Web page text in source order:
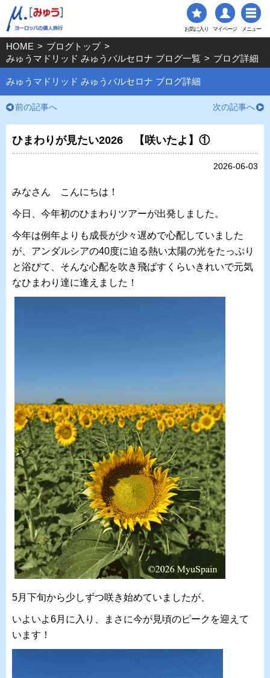
お気に入り マイページ メニュー
HOME > ブログトップ >
みゅうマドリッド みゅうバルセロナ ブログ一覧 > ブログ詳細
みゅうマドリッド みゅうバルセロナ ブログ詳細
前の記事へ 次の記事へ
ひまわりが見たい2026 【咲いたよ】①
2026-06-03
みなさん こんにちは！
今日、今年初のひまわりツアーが出発しました。
今年は例年よりも成長が少々遅めで心配していました
が、アンダルシアの40度に迫る熱い太陽の光をたっぷり
と浴びて、そんな心配を吹き飛ばすくらいきれいで元気
なひまわり達に逢えました！
5月下旬から少しずつ咲き始めていましたが、
いよいよ6月に入り、まさに今が見頃のピークを迎えて
います！